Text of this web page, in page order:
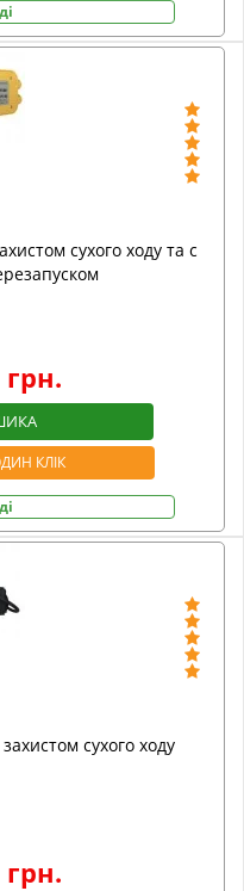
сухого ходу та c
грн.
КЛІК
сухого ходу
грн.